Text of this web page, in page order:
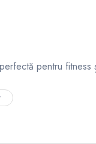
pentru fitness